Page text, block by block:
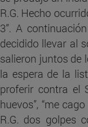
R.G. Hecho
3”. A
decidido llevar al
salieron juntos de
la espera de la
proferir contra el
huevos”, “me
R.G. dos golpes